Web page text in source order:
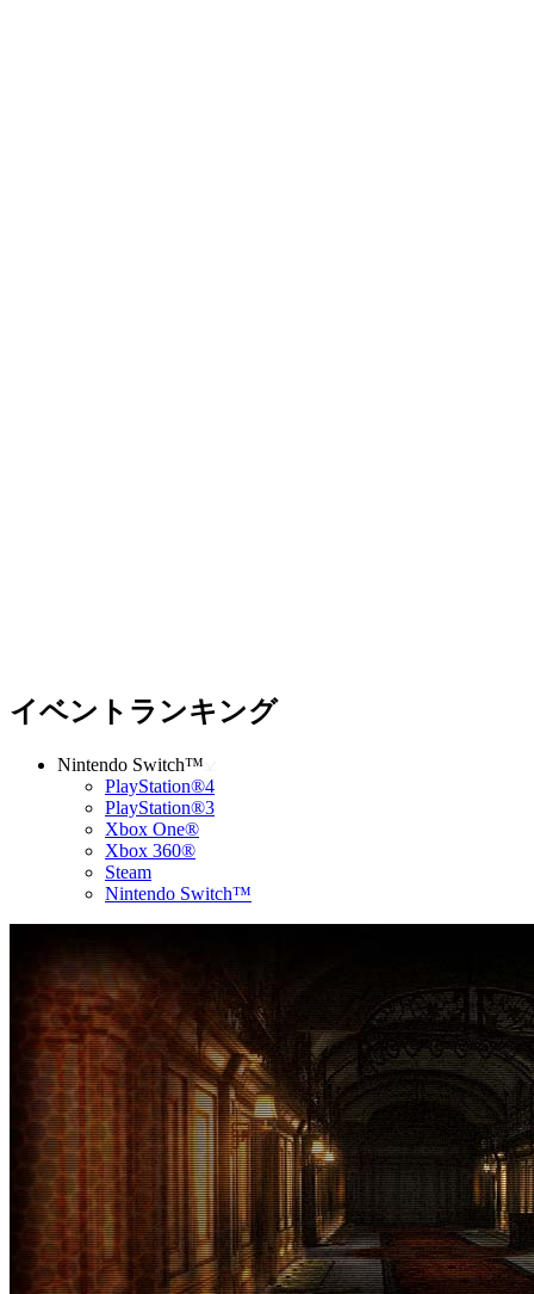
イベントランキング
Nintendo Switch™
PlayStation®4
PlayStation®3
Xbox One®
Xbox 360®
Steam
Nintendo Switch™